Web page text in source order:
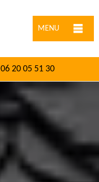
MENU
06 20 05 51 30